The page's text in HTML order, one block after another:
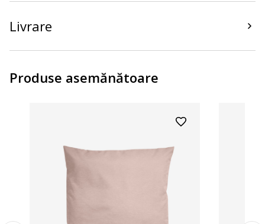
Livrare
Produse asemănătoare